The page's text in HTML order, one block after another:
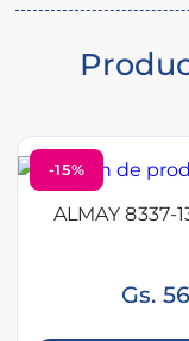
-15%
ALMAY 8337-
Gs.